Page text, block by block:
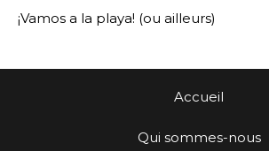
¡Vamos a la playa! (ou ailleurs)
Accueil
Qui sommes-nous